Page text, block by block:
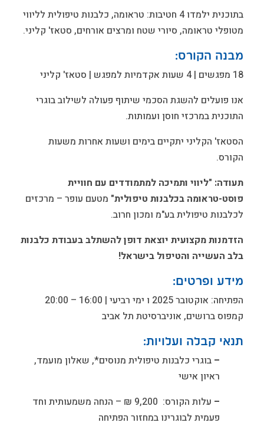
בתוכנית ילמדו 4 חטיבות: טראומה, כלבנות טיפולית לליווי
מטופלי טראומה, סיורי שטח ומרצים אורחים, סטאז' קליני.
מבנה הקורס:
18 מפגשים | 4 שעות אקדמיות למפגש | סטאז' קליני
אנו פועלים להשגת הסכמי שיתוף פעולה לשילוב בוגרי
התוכנית במרכזי חוסן ועמותות.
הסטאז' הקליני יתקיים בימים ושעות אחרות משעות
הקורס.
תעודה:
"ליווי ותמיכה למתמודדים עם חוויית
פוסט-טראומה בכלבנות טיפולית" מטעם עופר – מרכזים
לכלבנות טיפולית בע"מ ומכון חרוב.
הזדמנות מקצועית יוצאת דופן להשתלב בעבודת כלבנות
בלב העשייה והטיפול בישראל!
מידע ופרטים:
הפתיחה: אוקטובר 2025 ו ימי רביעי | 16:00 – 20:00
קמפוס ברושים, אוניברסיטת תל אביב
תנאי קבלה ועלויות:
– בוגרי כלבנות טיפולית מנוסים*, שאלון מועמד,
ראיון אישי
–
עלות הקורס: 9,200 ₪ – הנחה משמעותית וחד
פעמית לבוגרינו במחזור הפתיחה